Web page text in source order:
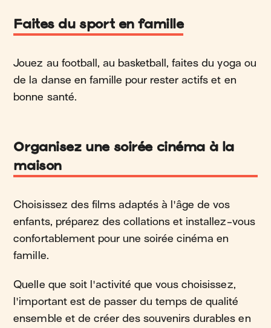
Faites du sport en famille
Jouez au football, au basketball, faites du yoga ou
de la danse en famille pour rester actifs et en
bonne santé.
Organisez une soirée cinéma à la
maison
Choisissez des films adaptés à l'âge de vos
enfants, préparez des collations et installez-vous
confortablement pour une soirée cinéma en
famille.
Quelle que soit l'activité que vous choisissez,
l'important est de passer du temps de qualité
ensemble et de créer des souvenirs durables en